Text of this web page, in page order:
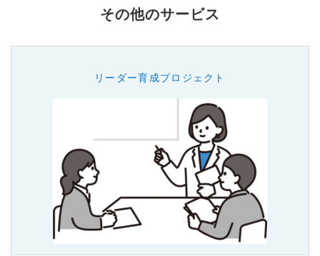
その他のサービス
リーダー育成プロジェクト